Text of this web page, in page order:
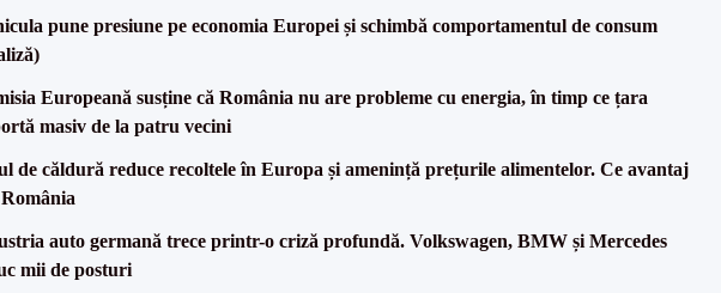
pune presiune pe economia Europei și schimbă comportamentul de consum
Europeană susține că România nu are probleme cu energia, în timp ce țara
masiv de la patru vecini
de căldură reduce recoltele în Europa și amenință prețurile alimentelor. Ce avantaj
auto germană trece printr-o criză profundă. Volkswagen, BMW și Mercedes
mii de posturi